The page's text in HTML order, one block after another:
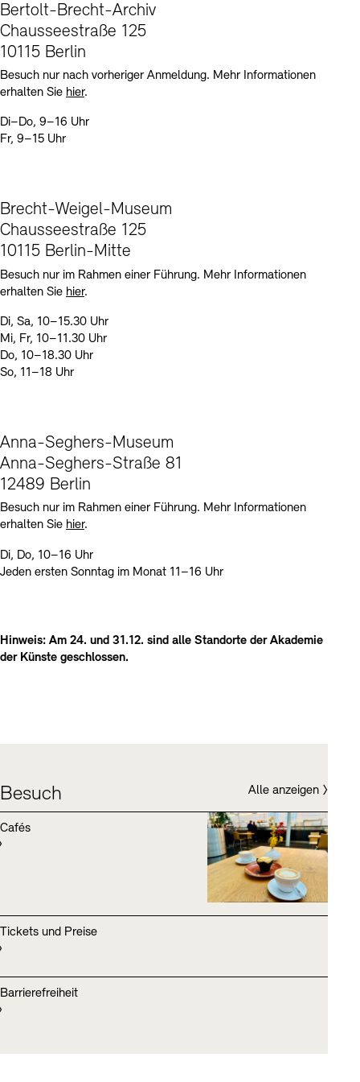
Bertolt-Brecht-Archiv
Chausseestraße 125
10115 Berlin
Besuch nur nach vorheriger Anmeldung. Mehr Informationen
erhalten Sie hier.
Di–Do, 9–16 Uhr
Fr, 9–15 Uhr
Brecht-Weigel-Museum
Chausseestraße 125
10115 Berlin-Mitte
Besuch nur im Rahmen einer Führung. Mehr Informationen
erhalten Sie hier.
Di, Sa, 10–15.30 Uhr
Mi, Fr, 10–11.30 Uhr
Do, 10–18.30 Uhr
So, 11–18 Uhr
Anna-Seghers-Museum
Anna-Seghers-Straße 81
12489 Berlin
Besuch nur im Rahmen einer Führung. Mehr Informationen
erhalten Sie hier.
Di, Do, 10–16 Uhr
Jeden ersten Sonntag im Monat 11–16 Uhr
Hinweis: Am 24. und 31.12. sind alle Standorte der Akademie
der Künste geschlossen.
Besuch Alle anzeigen
Cafés
Tickets und Preise
Barrierefreiheit